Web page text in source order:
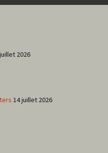
2026
14 juillet 2026